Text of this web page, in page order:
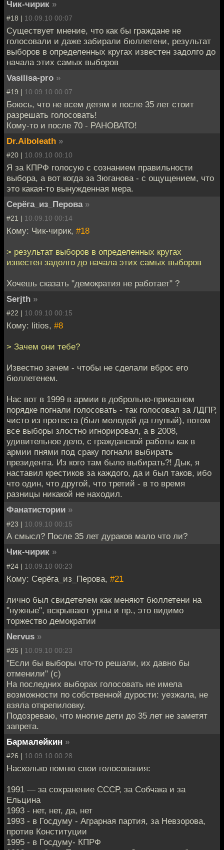
Чик-чирик »
#18 | 10.09.10 00:07
Существует мнение, что как бы граждане не
голосовали и даже забирали бюллетени, результат
выборов в определенных кругах известен задолго до
начала этих самых выборов
Vasilisa-pro »
#19 | 10.09.10 00:07
Боюсь, что не всем детям и после 35 лет стоит
разрешать голосовать!
Кому-то и после 70 - РАНОВАТО!
Dr.Aiboleath »
#20 | 10.09.10 00:10
Я за КПРФ голосую с сознанием правильности
выбора, а вот когда за Зюганова - с ощущением, что
это какая-то вынужденная мера.
Серёга_из_Перова »
#21 | 10.09.10 00:14
Кому: Чик-чирик, #18
> результат выборов в определенных кругах
известен задолго до начала этих самых выборов
Хочешь сказать "демократия не работает" ?
Serjth »
#22 | 10.09.10 00:15
Кому: litios, #8
> Зачем они тебе?
Известно зачем - чтобы не сделали вброс его
бюллетенем.
Нас вот в 1999 в армии в доброльно-приказном
порядке погнали голосовать - так голосовал за ЛДПР,
чисто из протеста (был молодой да глупый), потом
все выборы злостно игнорировал, а в 2008,
удивительное дело, с гражданской работы как в
армии пнями под сраку погнали выбирать
президента. Из кого там было выбирать?! Дык, я
наставил крестиков за каждого, да и был таков, ибо
что один, что другой, что третий - в то время
разницы никакой не находил.
Фанатистории »
#23 | 10.09.10 00:15
А смысл? После 35 лет дураков мало что ли?
Чик-чирик »
#24 | 10.09.10 00:23
Кому: Серёга_из_Перова, #21
лично был свидетелем как меняют бюллетени на
"нужные", вскрывают урны и пр., это видимо
торжество демократии
Nervus »
#25 | 10.09.10 00:23
"Если бы выборы что-то решали, их давно бы
отменили" (с)
На последних выборах голосовать не имела
возможности по собственной дурости: уезжала, не
взяла открепиловку.
Подозреваю, что многие дети до 35 лет не заметят
запрета.
Бармалейкин »
#26 | 10.09.10 00:28
Насколько помню свои голосования:
1991 — за сохранение СССР, за Собчака и за
Ельцина
1993 - нет, нет, да, нет
1993 - в Госдуму - Аграрная партия, за Невзорова,
против Конституции
1995 - в Госдуму- КПРФ